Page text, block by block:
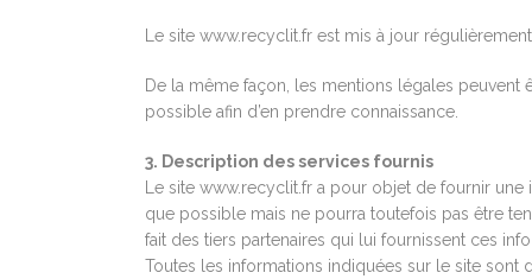
Le site www.recyclit.fr est mis à jour
De la même façon, les mentions légales peuvent
possible afin d’en prendre connaissance.
3. Description des services fournis
Le site www.recyclit.fr a pour objet de fournir
que possible mais ne pourra toutefois pas être
fait des tiers partenaires qui lui fournissent ces
Toutes les informations indiquées sur le site sont